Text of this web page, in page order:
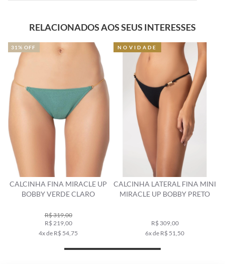
RELACIONADOS AOS SEUS INTERESSES
CALCINHA LATERAL FINA MINI
MIRACLE UP BOBBY PRETO
R$ 309,00
6x de R$ 51,50
NOVIDADE
CALCINHA LATERAL FINA MINI
MIRACLE UP BOBBY TABACO
R$ 359,00
7x de R$ 51,29
NOVIDADE